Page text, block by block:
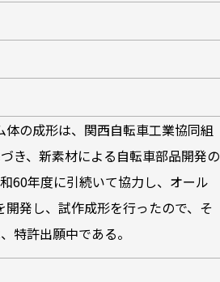
の成形は、関西自転車工業協同組
き、新素材による自転車部品開発の
60年度に引続いて協力し、オール
発し、試作成形を行ったので、そ
特許出願中である。